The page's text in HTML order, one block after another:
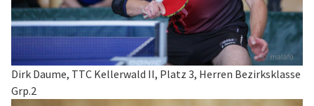
Dirk Daume, TTC Kellerwald II, Platz 3, Herren Bezirksklasse
Grp.2